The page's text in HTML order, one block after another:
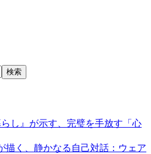
検索
し』が示す、完璧を手放す「心
描く、静かなる自己対話：ウェア